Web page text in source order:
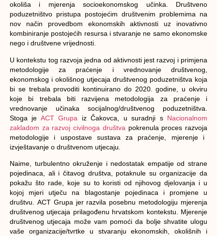
okoliša i mjerenja socioekonomskog učinka. Društveno
poduzetništvo pristupa postojećim društvenim problemima na
nov način provedbom ekonomskih aktivnosti uz inovativno
kombiniranje postojećih resursa i stvaranje ne samo ekonomske
nego i društvene vrijednosti.
U kontekstu tog razvoja jedna od aktivnosti jest razvoj i primjena
metodologije za praćenje i vrednovanje društvenog,
ekonomskog i okolišnog utjecaja društvenog poduzetništva koja
bi se trebala provoditi kontinuirano do 2020. godine, u okviru
koje bi trebala biti razvijena metodologija za praćenje i
vrednovanje učinaka socijalnog/društvenog poduzetništva.
Stoga je ACT Grupa iz Čakovca, u suradnji s Nacionalnom
zakladom za razvoj civilnoga društva pokrenula proces razvoja
metodologije i uspostave sustava za praćenje, mjerenje i
izvještavanje o društvenom utjecaju
Naime, turbulentno okruženje i nedostatak empatije od strane
pojedinaca, ali i čitavog društva, potaknule su organizacije da
pokažu što rade, koje su to koristi od njihovog djelovanja i u
kojoj mjeri utječu na blagostanje pojedinaca i promjene u
društvu. ACT Grupa jer razvila posebnu metodologiju mjerenja
društvenog utjecaja prilagođenu hrvatskom kontekstu . Mjerenje
društvenog utjecaja može vam pomoći da bolje shvatite ulogu
vaše organizacije/tvrtke u stvaranju ekonomskih, okolišnih i